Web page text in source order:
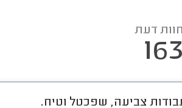
חוות דעת
163
צביעה, שפכטל וטיח.